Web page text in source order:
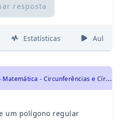
resposta
Estatísticas Aulas
U
FTM 2013 - Matemática - Circunferências e Círculos, Geometria Plana
um polígono regular